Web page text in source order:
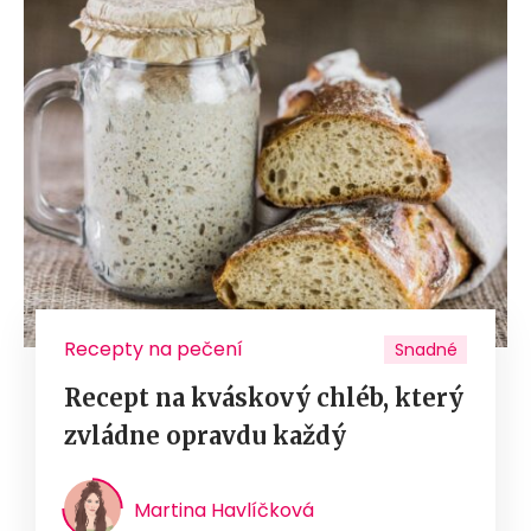
Recepty na pečení Snadné
Recept na kváskový chléb, který
zvládne opravdu každý
Martina Havlíčková